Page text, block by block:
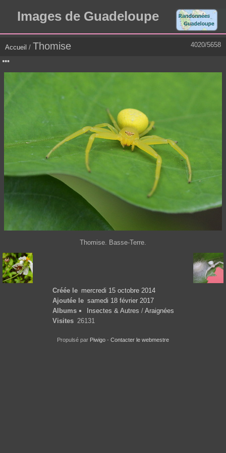
Images de Guadeloupe
4020/5658
Accueil / Thomise
Thomise. Basse-Terre.
Créée le mercredi 15 octobre 2014
Ajoutée le samedi 18 février 2017
Albums
Insectes & Autres / Araignées
Visites 26131
Propulsé par Piwigo - Contacter le webmestre